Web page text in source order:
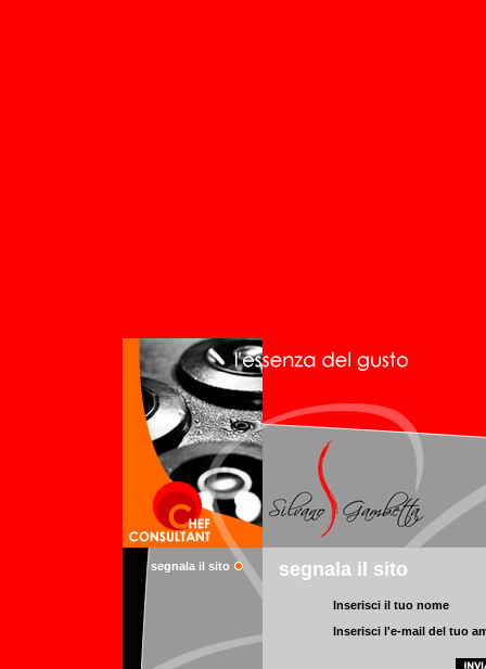
segnala il sito segnala il sito
Inserisci il tuo nome
Inserisci l'e-mail del tuo